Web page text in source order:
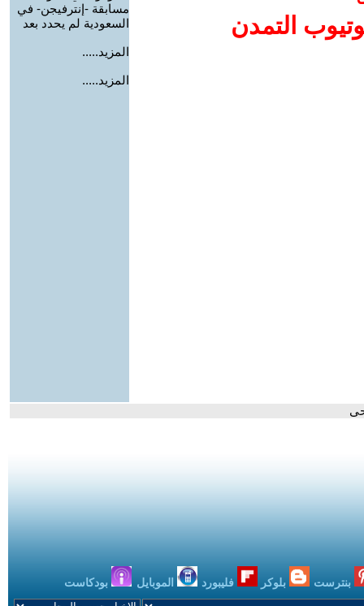
التمدن
مسابقة -إنترفيجن- في
السعودية لم يحدد بعد
المزيد.....
المزيد.....
بنترست بلوكر فليبورد الموبايل بودكاست